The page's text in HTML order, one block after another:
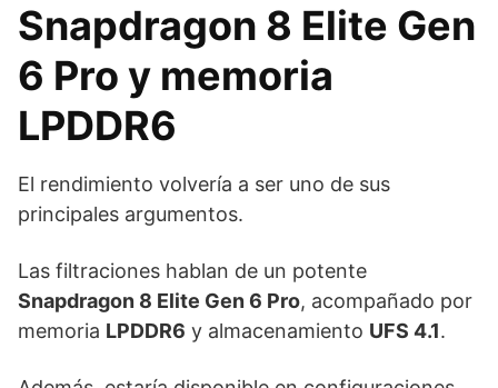
Snapdragon 8 Elite Gen
6 Pro y memoria
LPDDR6
El rendimiento volvería a ser uno de sus
principales argumentos.
Las filtraciones hablan de un potente
Snapdragon 8 Elite Gen 6 Pro, acompañado por
memoria LPDDR6 y almacenamiento UFS 4.1.